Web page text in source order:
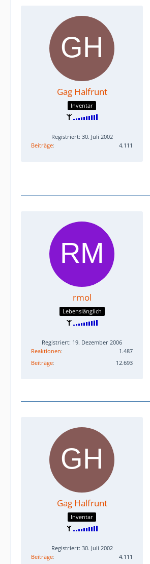
Gag Halfrunt
Inventar
Registriert: 30. Juli 2002
Beiträge
4.111
rmol
Lebenslänglich
Registriert: 19. Dezember 2006
Reaktionen
1.487
Beiträge
12.693
Gag Halfrunt
Inventar
Registriert: 30. Juli 2002
Beiträge
4.111